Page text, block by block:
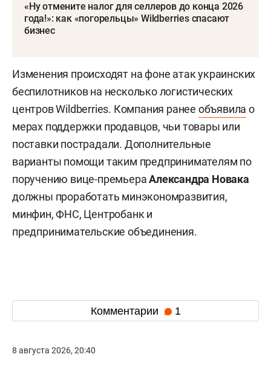
«Ну отмените налог для селлеров до конца 2026
года!»: как «погорельцы» Wildberries спасают
бизнес
Изменения происходят на фоне атак украинских
беспилотников на несколько логистических
центров Wildberries. Компания ранее объявила о
мерах поддержки продавцов, чьи товары или
поставки пострадали. Дополнительные
варианты помощи таким предпринимателям по
поручению вице-премьераАлександра Новака
должны проработать минэкономразвития,
минфин, ФНС, Центробанк и
предпринимательские объединения.
Комментарии 1
8 августа 2026, 20:40